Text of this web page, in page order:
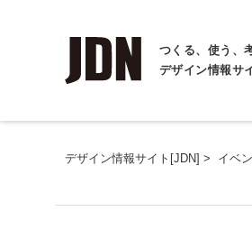
つくる、使う、
デザイン情報サ
デザイン情報サイト[JDN] > イベ